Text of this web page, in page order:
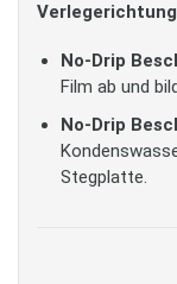
Verlegerichtung
No-Drip
Film ab und
No-Drip
Stegplatte.